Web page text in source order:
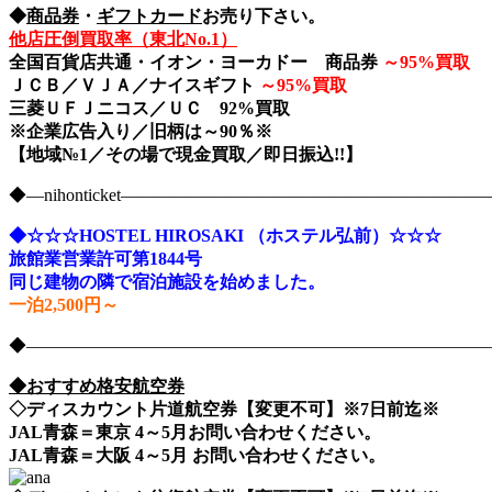
◆商品券 ・ ギフトカードお売り下さい。
他店圧倒買取率（東北No.1）
全国百貨店共通・イオン・ヨーカドー 商品券 ～95%買取
ＪＣＢ／ＶＪＡ／ナイスギフト ～95%買取
三菱ＵＦＪニコス／ＵＣ 92%買取
※企業広告入り／旧柄は～90％※
【地域№1／その場で現金買取／即日振込!!】
◆☆☆☆HOSTEL HIROSAKI （ホステル弘前）☆☆☆
旅館業営業許可第1844号
同じ建物の隣で宿泊施設を始めました。
一泊2,500円～
◆おすすめ格安航空券
◇ディスカウント片道航空券【変更不可】※7日前迄※
JAL青森＝東京 4～5月お問い合わせください。
JAL青森＝大阪 4～5月 お問い合わせください。